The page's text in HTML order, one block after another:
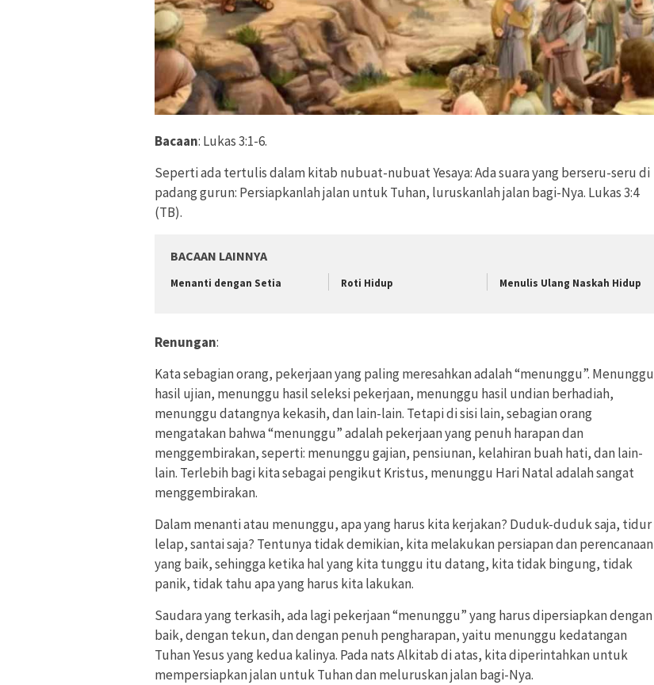
Bacaan: Lukas 3:1-6.
Seperti ada tertulis dalam kitab nubuat-nubuat Yesaya: Ada suara yang berseru-seru di
padang gurun: Persiapkanlah jalan untuk Tuhan, luruskanlah jalan bagi-Nya. Lukas 3:4
(TB).
BACAAN LAINNYA
Menanti dengan Setia Roti Hidup Menulis Ulang Naskah Hidup
Renungan:
Kata sebagian orang, pekerjaan yang paling meresahkan adalah “menunggu”. Menunggu
hasil ujian, menunggu hasil seleksi pekerjaan, menunggu hasil undian berhadiah,
menunggu datangnya kekasih, dan lain-lain. Tetapi di sisi lain, sebagian orang
mengatakan bahwa “menunggu” adalah pekerjaan yang penuh harapan dan
menggembirakan, seperti: menunggu gajian, pensiunan, kelahiran buah hati, dan lain-
lain. Terlebih bagi kita sebagai pengikut Kristus, menunggu Hari Natal adalah sangat
menggembirakan.
Dalam menanti atau menunggu, apa yang harus kita kerjakan? Duduk-duduk saja, tidur
lelap, santai saja? Tentunya tidak demikian, kita melakukan persiapan dan perencanaan
yang baik, sehingga ketika hal yang kita tunggu itu datang, kita tidak bingung, tidak
panik, tidak tahu apa yang harus kita lakukan.
Saudara yang terkasih, ada lagi pekerjaan “menunggu” yang harus dipersiapkan dengan
baik, dengan tekun, dan dengan penuh pengharapan, yaitu menunggu kedatangan
Tuhan Yesus yang kedua kalinya. Pada nats Alkitab di atas, kita diperintahkan untuk
mempersiapkan jalan untuk Tuhan dan meluruskan jalan bagi-Nya.